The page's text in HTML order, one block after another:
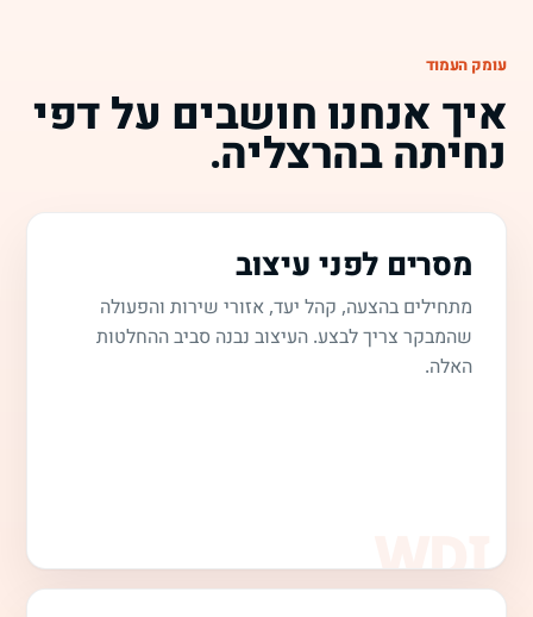
עומק העמוד
איך אנחנו חושבים על דפי
נחיתה בהרצליה.
מסרים לפני עיצוב
מתחילים בהצעה, קהל יעד, אזורי שירות והפעולה
שהמבקר צריך לבצע. העיצוב נבנה סביב ההחלטות
האלה.